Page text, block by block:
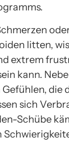
litten,
extrem
kann.
die
sich
Schübe